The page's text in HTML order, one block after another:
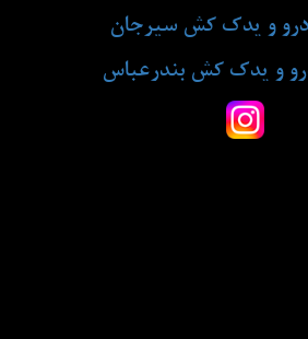
و یدک کش سیرجان
و یدک کش بندرعباس